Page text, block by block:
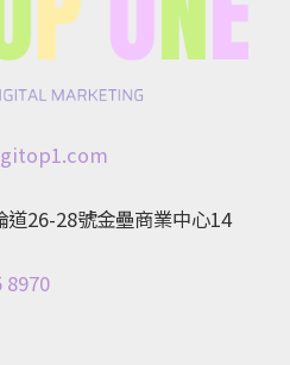
26-28號金壘商業中心14
8970